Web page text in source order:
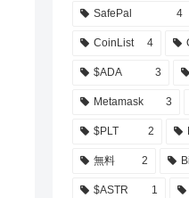
SafePal 4
CoinList 4
$ADA 3
Metamask 3
$PLT 2
無料 2
$ASTR 1